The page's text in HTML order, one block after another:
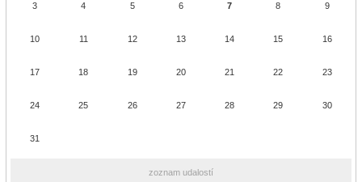
3 4 5 6 7 8 9
10 11 12 13 14 15 16
17 18 19 20 21 22 23
24 25 26 27 28 29 30
31
zoznam udalostí